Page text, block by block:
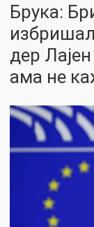
Брука:
дер
ама не